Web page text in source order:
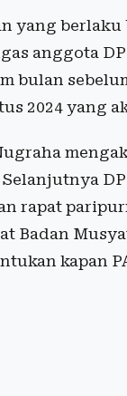
yang berlaku
anggota
bulan
2024 yang
rapat
Badan
kapan